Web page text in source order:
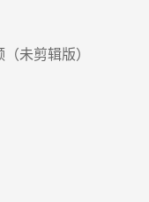
未剪辑版）